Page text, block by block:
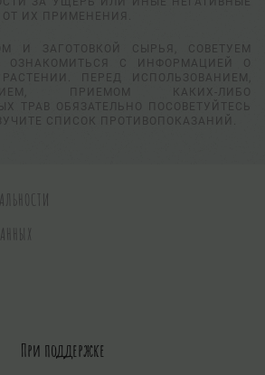
ИХ ПРИМЕНЕНИЯ.
И ЗАГОТОВКОЙ СЫРЬЯ, СОВЕТУЕМ
ОЗНАКОМИТЬСЯ С ИНФОРМАЦИЕЙ О
ПЕРЕД ИСПОЛЬЗОВАНИЕМ,
ПРИЕМОМ КАКИХ-ЛИБО
ТРАВ ОБЯЗАТЕЛЬНО ПОСОВЕТУЙТЕСЬ
СПИСОК ПРОТИВОПОКАЗАНИЙ.
При поддержке